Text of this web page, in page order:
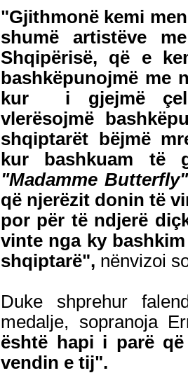
"Gjithmonë kemi
shumë artistëve
Shqipërisë, që e
bashkëpunojmë me
kur i gjejmë
vlerësojmë
shqiptarët bëjmë
kur bashkuam të
"Madamme Butterfly"
që njerëzit donin të
por për të ndjerë
vinte nga ky
shqiptarë", nënvizoi
Duke shprehur
medalje, sopranoja
është hapi i parë
vendin e tij".